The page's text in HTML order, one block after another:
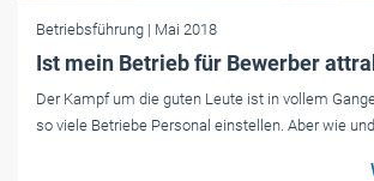
Betriebsführung | Mai 2018
Ist mein Betrieb für Bewerber
Der Kampf um die guten Leute ist in vollem
so viele Betriebe Personal einstellen. Aber wie